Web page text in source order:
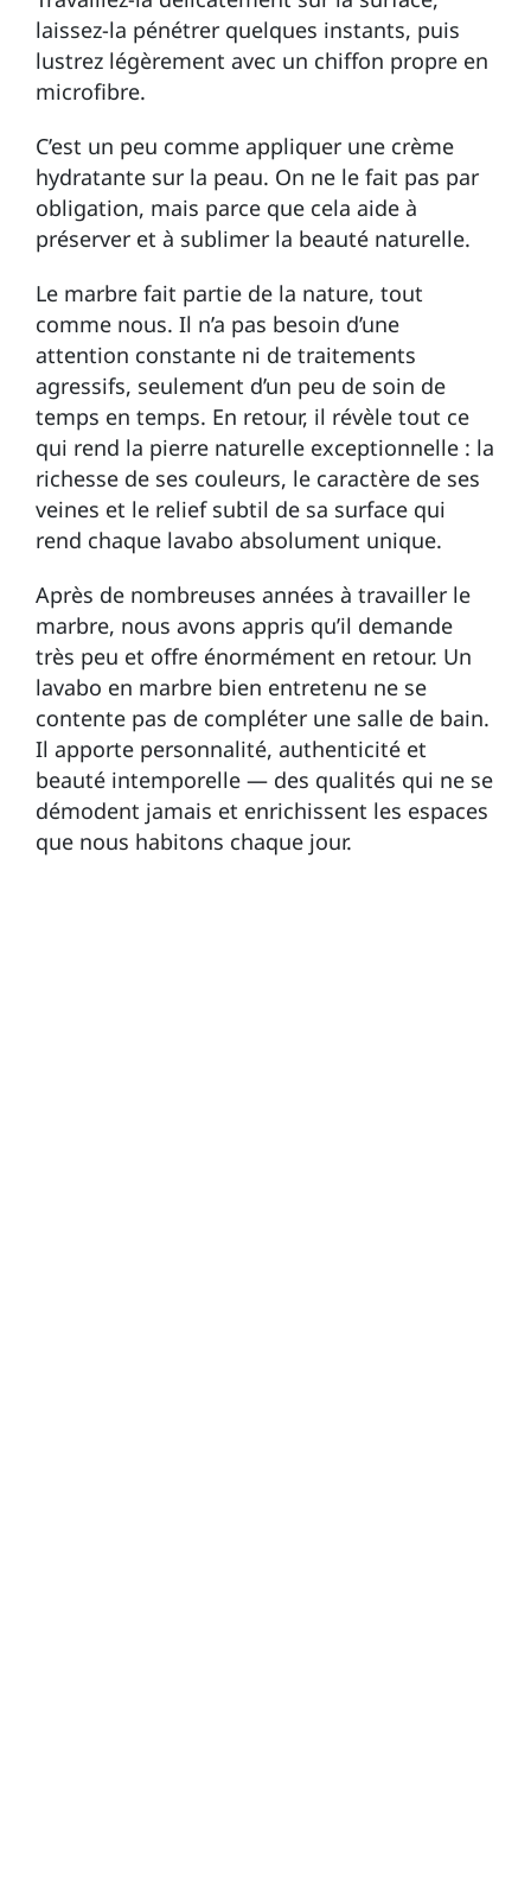
laissez-la pénétrer quelques instants, puis
lustrez légèrement avec un chiffon propre en
microfibre.
C’est un peu comme appliquer une crème
hydratante sur la peau. On ne le fait pas par
obligation, mais parce que cela aide à
préserver et à sublimer la beauté naturelle.
Le marbre fait partie de la nature, tout
comme nous. Il n’a pas besoin d’une
attention constante ni de traitements
agressifs, seulement d’un peu de soin de
temps en temps. En retour, il révèle tout ce
qui rend la pierre naturelle exceptionnelle : la
richesse de ses couleurs, le caractère de ses
veines et le relief subtil de sa surface qui
rend chaque lavabo absolument unique.
Après de nombreuses années à travailler le
marbre, nous avons appris qu’il demande
très peu et offre énormément en retour. Un
lavabo en marbre bien entretenu ne se
contente pas de compléter une salle de bain.
Il apporte personnalité, authenticité et
beauté intemporelle — des qualités qui ne se
démodent jamais et enrichissent les espaces
que nous habitons chaque jour.